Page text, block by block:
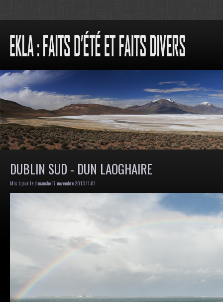
DUBLIN SUD - DUN LAOGHAIRE
Mis à jour le dimanche 17 novembre 2013 11:01